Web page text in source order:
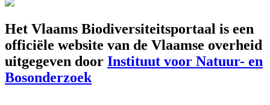
Het Vlaams Biodiversiteitsportaal is een
officiële website van de Vlaamse overheid
uitgegeven door Instituut voor Natuur- en
Bosonderzoek